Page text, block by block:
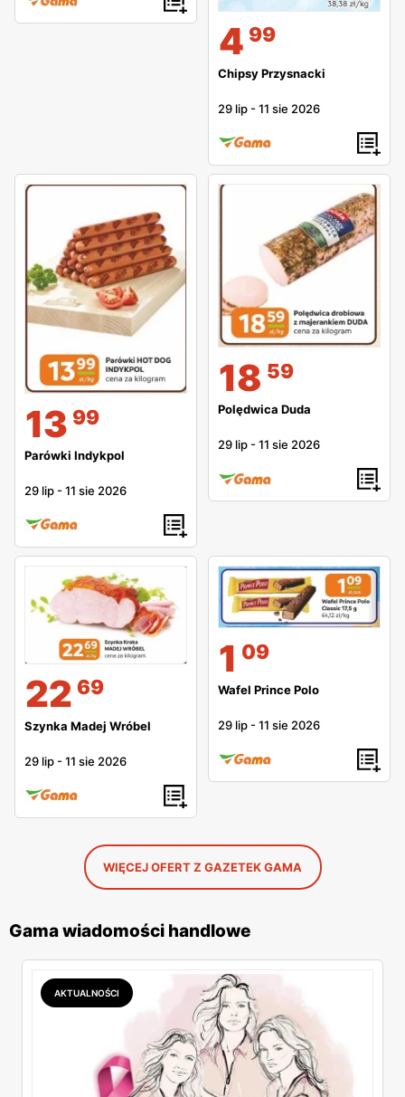
4 99
Chipsy Przysnacki
29 lip -11 sie 2026
13 99
Parówki Indykpol
29 lip -11 sie 2026
18 59
Polędwica Duda
29 lip -11 sie 2026
22 69
Szynka Madej Wróbel
29 lip -11 sie 2026
1 09
Wafel Prince Polo
29 lip -11 sie 2026
WIĘCEJ OFERT Z GAZETEK GAMA
Gama wiadomości handlowe
AKTUALNOŚCI